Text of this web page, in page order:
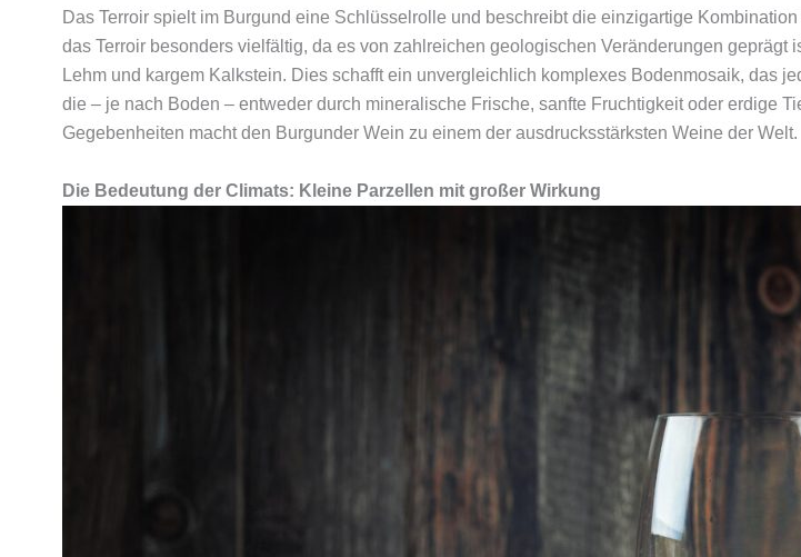
Das Terroir spielt im Burgund eine Schlüsselrolle und beschreibt die einzigartige
das Terroir besonders vielfältig, da es von zahlreichen geologischen Veränderungen
Lehm und kargem Kalkstein. Dies schafft ein unvergleichlich komplexes Bodenmosaik, das
die – je nach Boden – entweder durch mineralische Frische, sanfte Fruchtigkeit oder erdige
Gegebenheiten macht den Burgunder Wein zu einem der ausdrucksstärksten Weine der Welt.
Die Bedeutung der Climats: Kleine Parzellen mit großer Wirkung